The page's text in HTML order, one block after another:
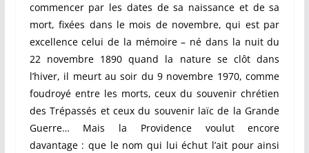
commencer par les dates de sa naissance et de sa
mort, fixées dans le mois de novembre, qui est par
excellence celui de la mémoire – né dans la nuit du
22 novembre 1890 quand la nature se clôt dans
l’hiver, il meurt au soir du 9 novembre 1970, comme
foudroyé entre les morts, ceux du souvenir chrétien
des Trépassés et ceux du souvenir laïc de la Grande
Guerre… Mais la Providence voulut encore
davantage : que le nom qui lui échut l’ait pour ainsi